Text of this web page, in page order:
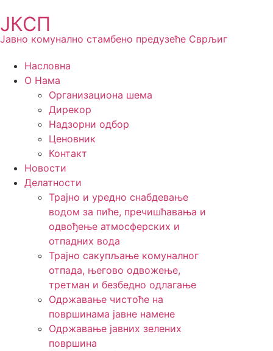
ЈКСП
Јавно комунално стамбено предузеће Сврљиг
Насловна
О Нама
Организациона шема
Дирекор
Надзорни одбор
Ценовник
Контакт
Новости
Делатности
Трајно и уредно снабдевање
водом за пиће, пречишћавања и
одвођење атмосферских и
отпадних вода
Трајно сакупљање комуналног
отпада, његово одвожење,
третман и безбедно одлагање
Одржавање чистоће на
површинама јавне намене
Одржавање јавних зелених
површина